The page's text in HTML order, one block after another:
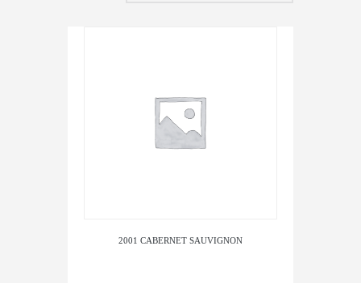
2001 CABERNET SAUVIGNON